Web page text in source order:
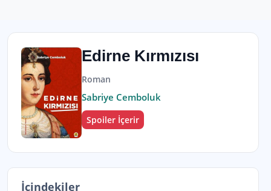
Edirne Kırmızısı
Roman
Sabriye Cemboluk
Spoiler İçerir
İçindekiler